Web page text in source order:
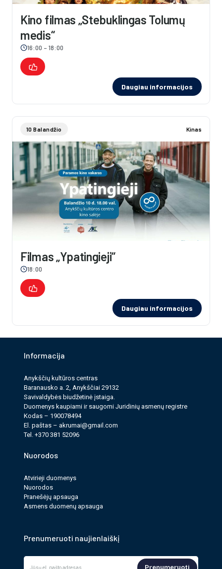
Kino filmas „Stebuklingas Tolumų
medis“
16:00 – 18:00
Daugiau informacijos
10 Balandžio Kinas
Filmas „Ypatingieji“
18:00
Daugiau informacijos
Informacija
Anykščių kultūros cen­tras
Baranausko a. 2, Anykščiai 29132
Savi­valdy­bės biudžet­inė įstaiga.
Duomenys kau­pi­ami ir saugomi Juri­dinių asmenų reg­istre
Kodas – 190078494
El. paš­tas – akrumai@gmail.com
Tel. +370 381 52096
Nuorodos
Atvirieji duomenys
Nuorodos
Pranešėjų apsauga
Asmens duomenų apsauga
Prenumeruoti naujienlaiškį